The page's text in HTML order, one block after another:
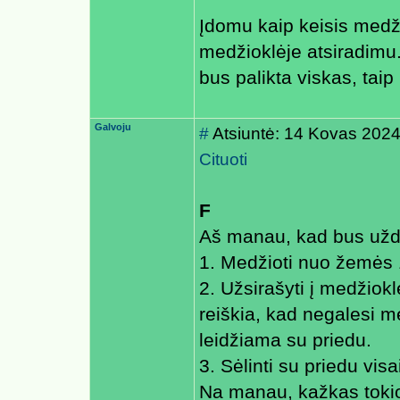
Įdomu kaip keisis
medžioklėje
bus palikta viskas,
Galvoju #Atsiuntė: 14 Kovas
Cituoti
F
Aš manau, kad bus
1. Medžioti nuo
2. Užsirašyti į
reiškia, kad negalesi
leidžiama su priedu.
3. Sėlinti su priedu
Na manau, kažkas